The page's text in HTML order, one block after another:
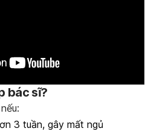
bác sĩ?
3 tuần, gây mất ngủ